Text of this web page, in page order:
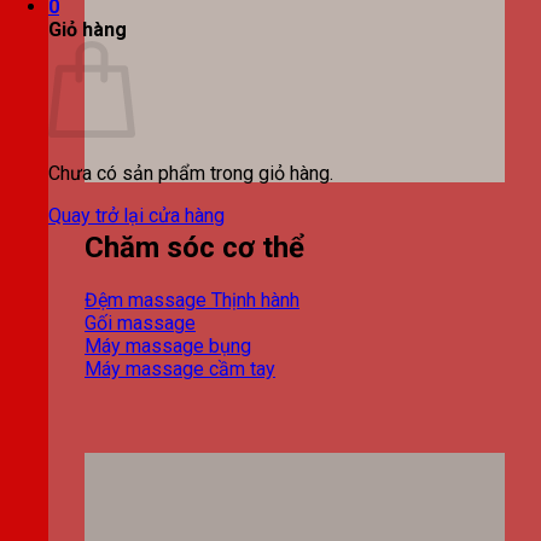
0
Giỏ hàng
Chưa có sản phẩm trong giỏ hàng.
Quay trở lại cửa hàng
Chăm sóc cơ thể
Đệm massage
Gối massage
Máy massage bụng
Máy massage cầm tay